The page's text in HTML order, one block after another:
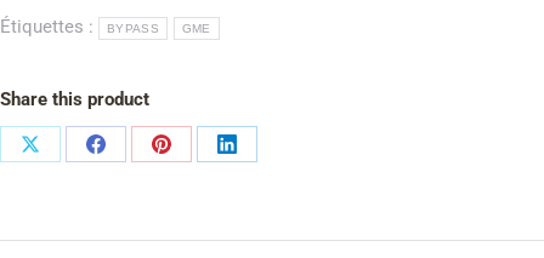
Étiquettes :
BYPASS GME
Share this product